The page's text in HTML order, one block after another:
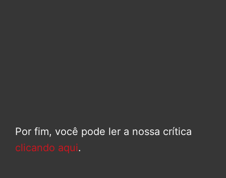
Por fim, você pode ler a nossa crítica
clicando aqui.